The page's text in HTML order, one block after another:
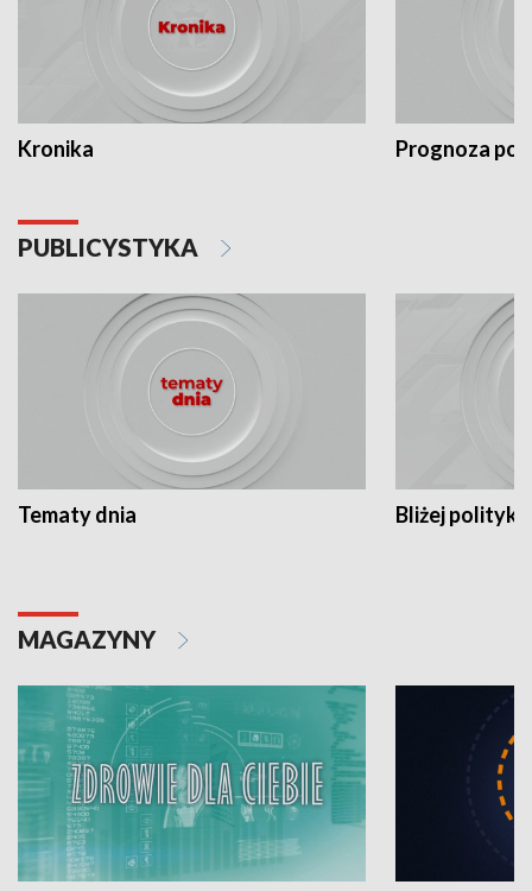
Kronika Prognoza
PUBLICYSTYKA
Tematy dnia Bliżej polityki
MAGAZYNY